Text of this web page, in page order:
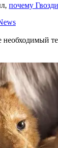
почему